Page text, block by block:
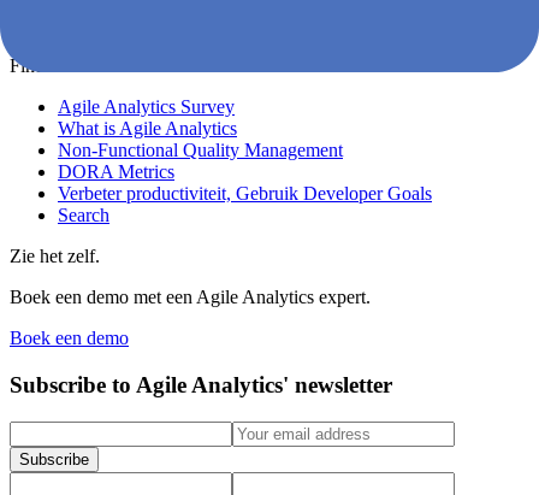
Find out more
Agile Analytics Survey
What is Agile Analytics
Non-Functional Quality Management
DORA Metrics
Verbeter productiviteit, Gebruik Developer Goals
Search
Zie het zelf.
Boek een demo met een Agile Analytics expert.
Boek een demo
Subscribe to Agile Analytics' newsletter